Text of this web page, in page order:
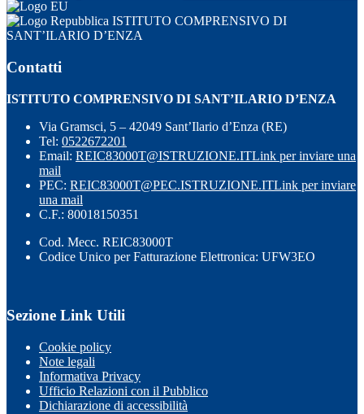
ISTITUTO COMPRENSIVO DI
SANT’ILARIO D’ENZA
Contatti
ISTITUTO COMPRENSIVO DI SANT’ILARIO D’ENZA
Via Gramsci, 5 – 42049 Sant’Ilario d’Enza (RE)
Tel: 0522672201
Email: REIC83000T@ISTRUZIONE.ITLink per inviare una
mail
PEC: REIC83000T@PEC.ISTRUZIONE.ITLink per inviare
una mail
C.F.: 80018150351
Cod. Mecc. REIC83000T
Codice Unico per Fatturazione Elettronica: UFW3EO
Sezione Link Utili
Cookie policy
Note legali
Informativa Privacy
Ufficio Relazioni con il Pubblico
Dichiarazione di accessibilità